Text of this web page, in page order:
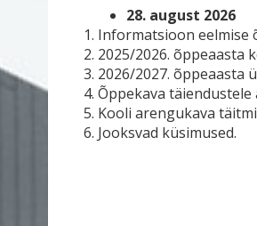
28. august 2026
1. Informatsioon
2. 2025/2026. õppeaasta
3. 2026/2027.
4. Õppekava
5. Kooli arengukava
6. Jooksvad küsimused.